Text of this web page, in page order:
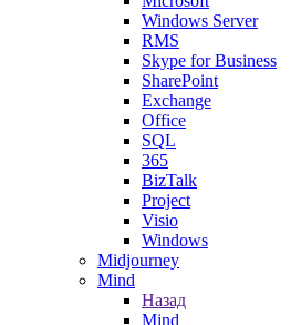
Windows Server
RMS
Skype for Business
SharePoint
Exchange
Office
SQL
365
BizTalk
Project
Visio
Windows
Midjourney
Mind
Назад
Mind